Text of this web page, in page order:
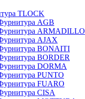
TLOCK
AGB
ARMADILLO
AJAX
BONAITI
BORDER
DORMA
PUNTO
FUARO
CISA